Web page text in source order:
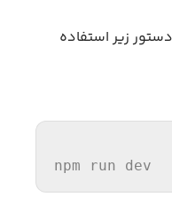
دستور زیر استفاده
npm run dev